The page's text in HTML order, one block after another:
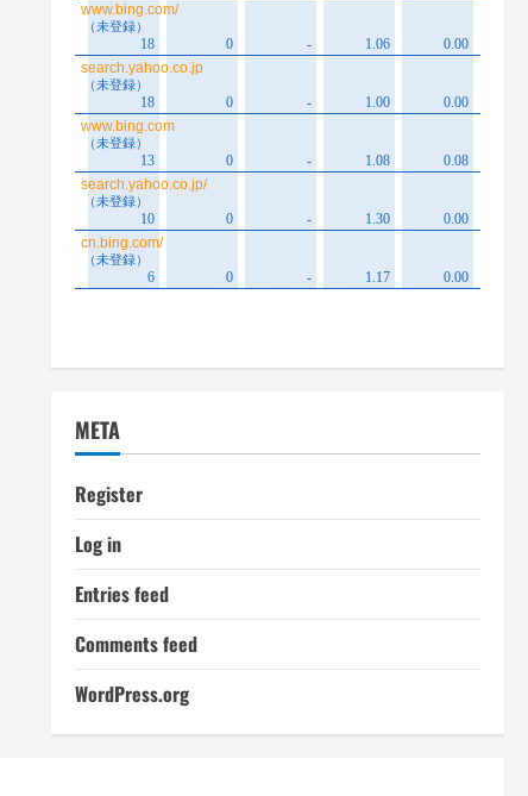
META
Register
Log in
Entries feed
Comments feed
WordPress.org